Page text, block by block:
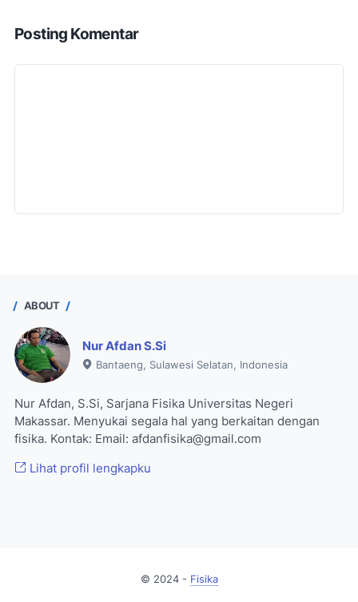
Posting Komentar
ABOUT
Nur Afdan S.Si
Bantaeng, Sulawesi Selatan, Indonesia
Nur Afdan, S.Si, Sarjana Fisika Universitas Negeri
Makassar. Menyukai segala hal yang berkaitan dengan
fisika. Kontak: Email: afdanfisika@gmail.com
Lihat profil lengkapku
© 2024 - Fisika